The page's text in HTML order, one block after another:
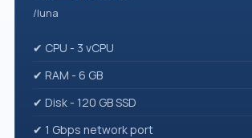
/luna
✔ CPU - 3 vCPU
✔ RAM - 6 GB
✔ Disk - 120 GB SSD
✔ 1 Gbps network port